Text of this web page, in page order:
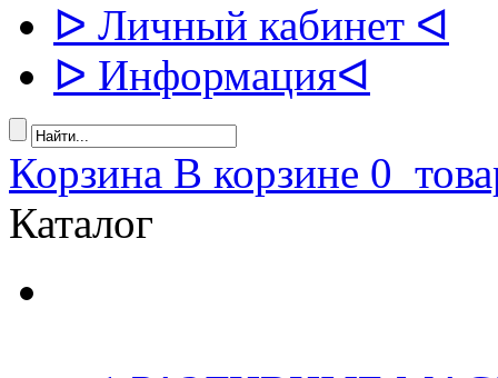
ᐅ Личный кабинет ᐊ
ᐅ Информацияᐊ
Корзина В корзине 0
Каталог